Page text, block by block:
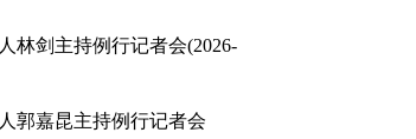
林剑主持例行记者会(2026-
郭嘉昆主持例行记者会